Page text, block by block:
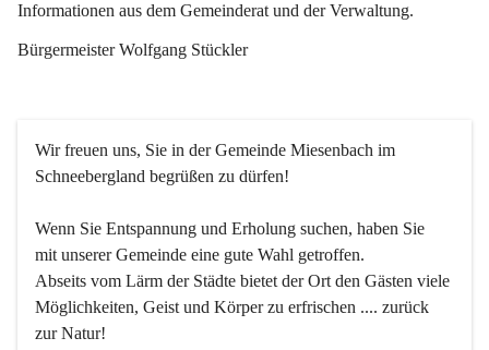
Informationen aus dem Gemeinderat und der Verwaltung.
Bürgermeister Wolfgang Stückler
Wir freuen uns, Sie in der Gemeinde Miesenbach im
Schneebergland begrüßen zu dürfen!
Wenn Sie Entspannung und Erholung suchen, haben Sie
mit unserer Gemeinde eine gute Wahl getroffen.
Abseits vom Lärm der Städte bietet der Ort den Gästen viele
Möglichkeiten, Geist und Körper zu erfrischen .... zurück
zur Natur!